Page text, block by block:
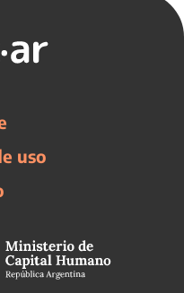
uso